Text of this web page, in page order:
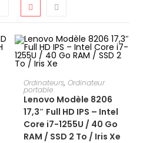
CHOIX DES OPTIONS
Ordinateurs,Ordinateur
portable
Lenovo Modèle 8206
17,3″ Full HD IPS – Intel
Core i7-1255U / 40 Go
RAM / SSD 2 To / Iris Xe